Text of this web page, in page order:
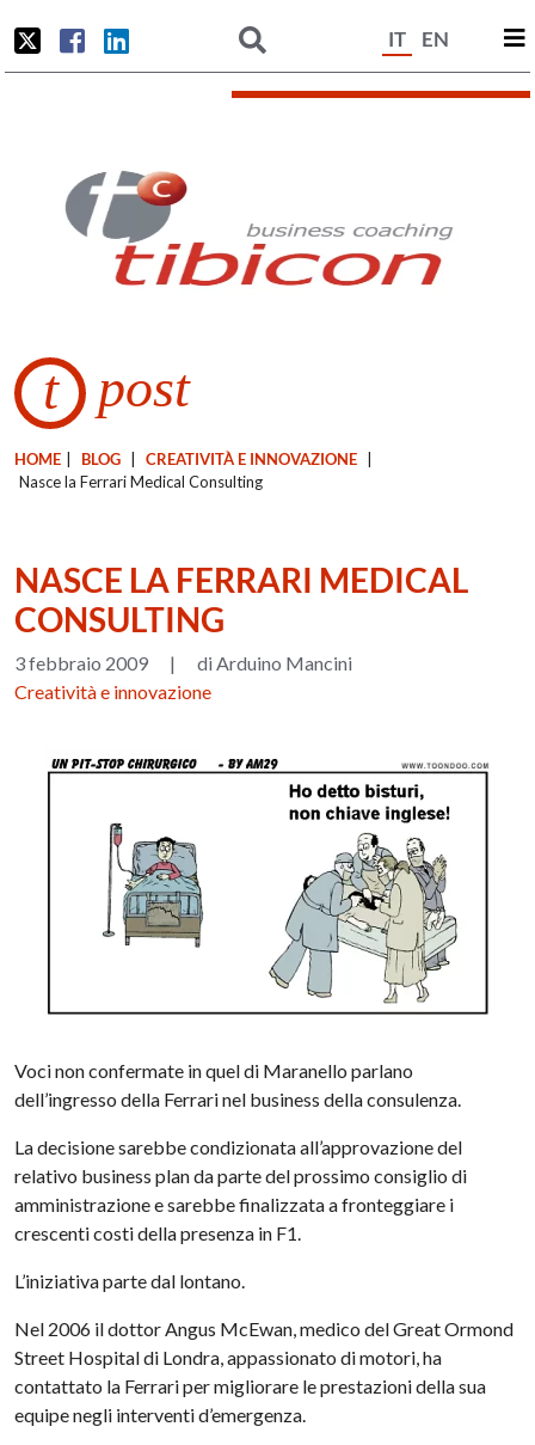
IT EN
t post
HOME BLOG CREATIVITÀ E INNOVAZIONE
Nasce la Ferrari Medical Consulting
NASCE LA FERRARI MEDICAL
CONSULTING
3 febbraio 2009 |
di Arduino Mancini
Creatività e innovazione
Voci non confermate in quel di Maranello parlano
dell’ingresso della Ferrari nel business della consulenza.
La decisione sarebbe condizionata all’approvazione del
relativo business plan da parte del prossimo consiglio di
amministrazione e sarebbe finalizzata a fronteggiare i
crescenti costi della presenza in F1.
L’iniziativa parte dal lontano.
Nel 2006 il dottor Angus McEwan, medico del Great Ormond
Street Hospital di Londra, appassionato di motori, ha
contattato la Ferrari per migliorare le prestazioni della sua
equipe negli interventi d’emergenza.